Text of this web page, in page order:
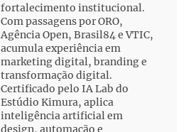
fortalecimento institucional.
Com passagens por ORO,
Agência Open, Brasil84 e VTIC,
acumula experiência em
marketing digital, branding e
transformação digital.
Certificado pelo IA Lab do
Estúdio Kimura, aplica
inteligência artificial em
design, automação e